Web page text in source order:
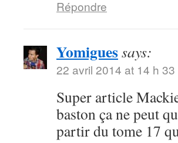
Répondre
Yomiguessays:
22 avril 2014 at 14 h 33
Super article
baston ça ne peut
partir du tome 17